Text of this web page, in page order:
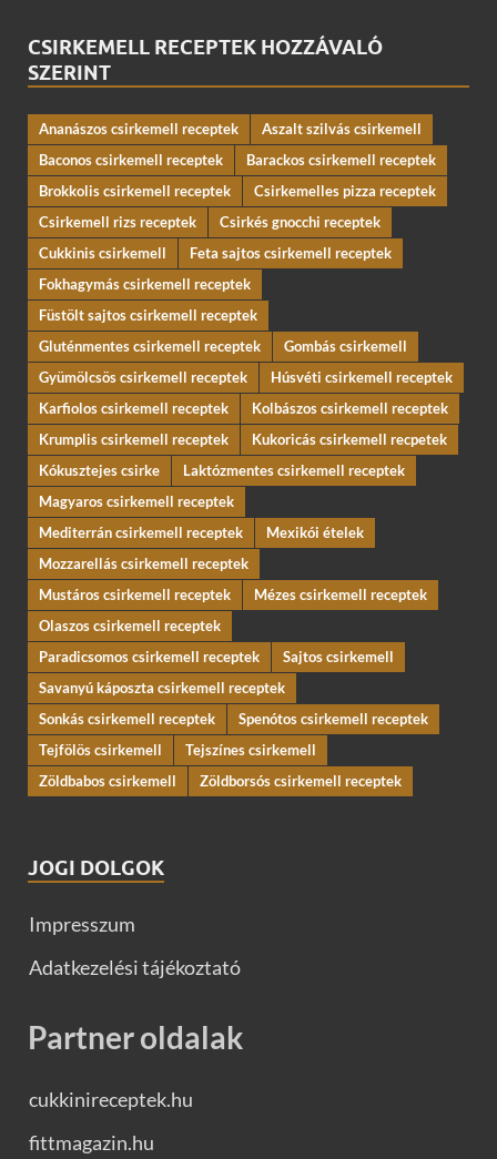
CSIRKEMELL RECEPTEK HOZZÁVALÓ
SZERINT
Ananászos csirkemell receptek
Aszalt szilvás csirkemell
Baconos csirkemell receptek
Barackos csirkemell receptek
Brokkolis csirkemell receptek
Csirkemelles pizza receptek
Csirkemell rizs receptek
Csirkés gnocchi receptek
Cukkinis csirkemell
Feta sajtos csirkemell receptek
Fokhagymás csirkemell receptek
Füstölt sajtos csirkemell receptek
Gluténmentes csirkemell receptek
Gombás csirkemell
Gyümölcsös csirkemell receptek
Húsvéti csirkemell receptek
Karfiolos csirkemell receptek
Kolbászos csirkemell receptek
Krumplis csirkemell receptek
Kukoricás csirkemell recpetek
Kókusztejes csirke
Laktózmentes csirkemell receptek
Magyaros csirkemell receptek
Mediterrán csirkemell receptek
Mexikói ételek
Mozzarellás csirkemell receptek
Mustáros csirkemell receptek
Mézes csirkemell receptek
Olaszos csirkemell receptek
Paradicsomos csirkemell receptek
Sajtos csirkemell
Savanyú káposzta csirkemell receptek
Sonkás csirkemell receptek
Spenótos csirkemell receptek
Tejfölös csirkemell
Tejszínes csirkemell
Zöldbabos csirkemell
Zöldborsós csirkemell receptek
JOGI DOLGOK
Impresszum
Adatkezelési tájékoztató
Partner oldalak
cukkinireceptek.hu
fittmagazin.hu